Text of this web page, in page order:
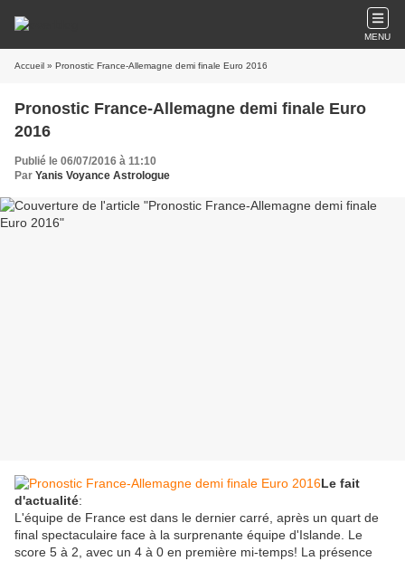
MENU
Accueil » Pronostic France-Allemagne demi finale Euro 2016
Pronostic France-Allemagne demi finale Euro
2016
Publié le 06/07/2016 à 11:10
Par Yanis Voyance Astrologue
Le fait
d'actualité:
L'équipe de France est dans le dernier carré, après un quart de
final spectaculaire face à la surprenante équipe d'Islande. Le
score 5 à 2, avec un 4 à 0 en première mi-temps! La présence